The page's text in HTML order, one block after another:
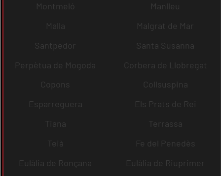
Montmeló
Manlleu
Malla
Malgrat de Mar
Santpedor
Santa Susanna
Perpètua de Mogoda
Corbera de Llobregat
Copons
Collsuspina
Esparreguera
Els Prats de Rei
Tiana
Terrassa
Teià
Fe del Penedès
Eulàlia de Ronçana
Eulàlia de Riuprimer